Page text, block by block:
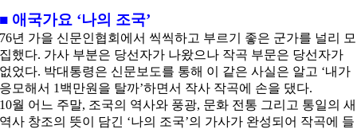
■ 애국가요 ‘나의 조국’
76년 가을 신문인협회에서 씩씩하고 부르기 좋은 군가를 널리 모
집했다. 가사 부분은 당선자가 나왔으나 작곡 부문은 당선자가
없었다. 박대통령은 신문보도를 통해 이 같은 사실은 알고 ‘내가
응모해서 1백만원을 탈까’하면서 작사 작곡에 손을 댔다.
10월 어느 주말, 조국의 역사와 풍광, 문화 전통 그리고 통일의 새
역사 창조의 뜻이 담긴 ‘나의 조국’의 가사가 완성되어 작곡에 들